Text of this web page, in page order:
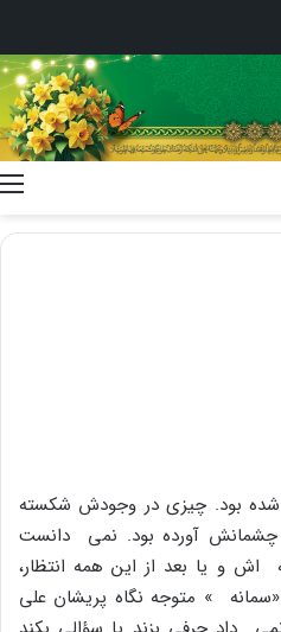
بود. چیزى در وجودش شکسته
آورده بود. نمى دانست
اش و یا بعد از این همه انتظار،
» متوجه نگاه پریشان على